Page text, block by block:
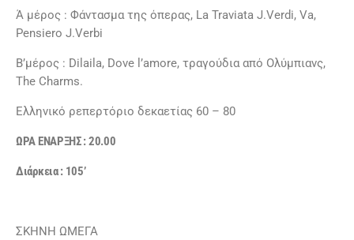
Ά μέρος : Φάντασμα της όπερας, La Traviata J.Verdi, Va,
Pensiero J.Verbi
B’μέρος : Dilaila, Dove l’amore, τραγούδια από Ολύμπιανς,
The Charms.
Ελληνικό ρεπερτόριο δεκαετίας 60 – 80
ΩΡΑ ENΑΡΞΗΣ : 20.00
Διάρκεια : 105’
ΣΚΗΝΗ ΩΜΕΓΑ